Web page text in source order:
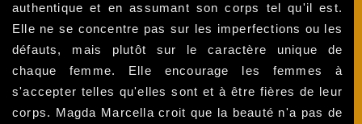
authentique et en assumant son corps tel qu'il est.
Elle ne se concentre pas sur les imperfections ou les
défauts, mais plutôt sur le caractère unique de
chaque femme. Elle encourage les femmes à
s'accepter telles qu'elles sont et à être fières de leur
corps. Magda Marcella croit que la beauté n'a pas de